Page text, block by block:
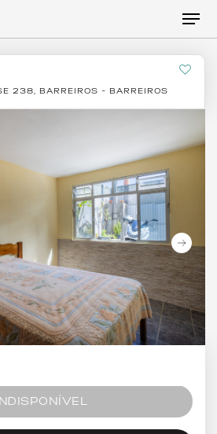
238, BARREIROS - BARREIROS